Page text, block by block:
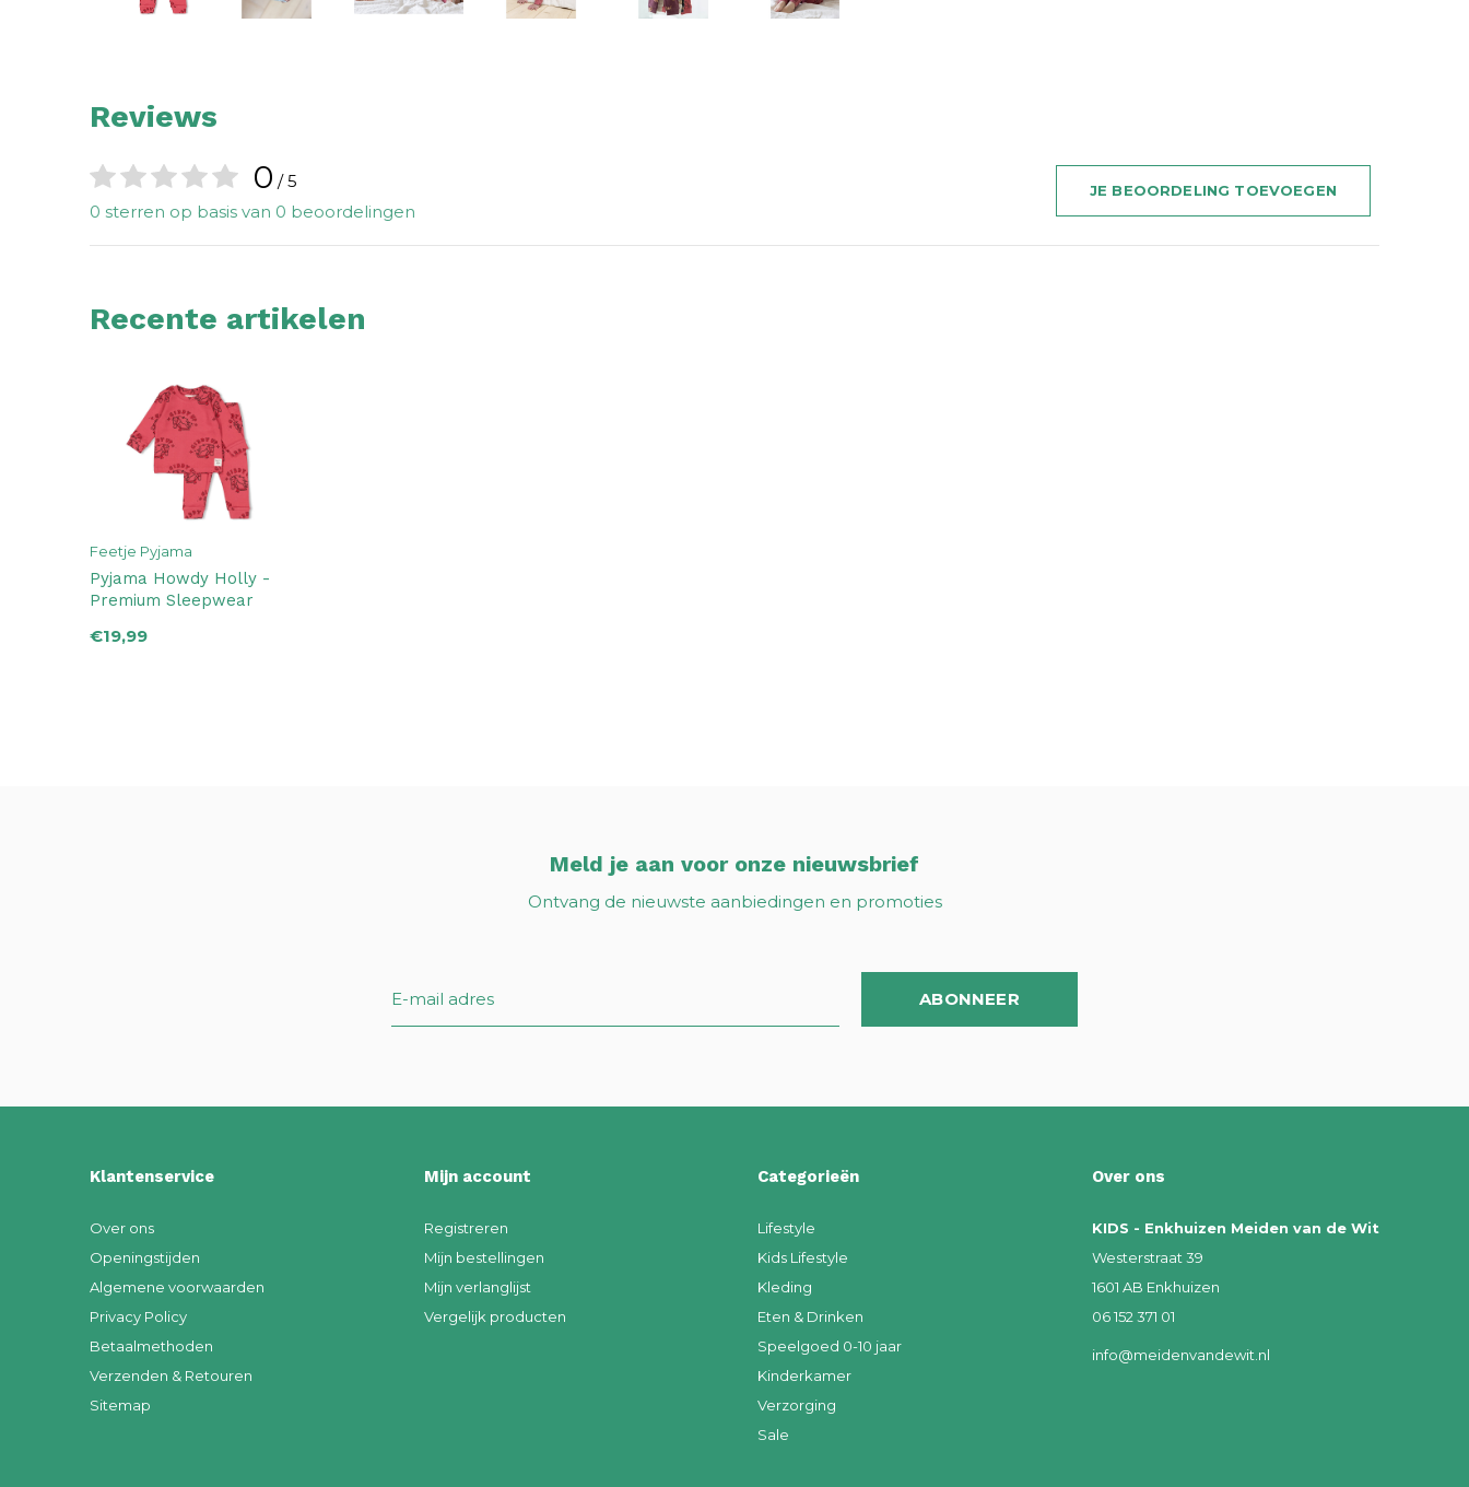
Reviews
0 / 5
0 sterren op basis van 0 beoordelingen
JE BEOORDELING TOEVOEGEN
Recente artikelen
Feetje Pyjama
Pyjama Howdy Holly -
Premium Sleepwear
€19,99
Meld je aan voor onze nieuwsbrief
Ontvang de nieuwste aanbiedingen en promoties
ABONNEER
Klantenservice
Over ons
Openingstijden
Algemene voorwaarden
Privacy Policy
Betaalmethoden
Verzenden & Retouren
Sitemap
Mijn account
Registreren
Mijn bestellingen
Mijn verlanglijst
Vergelijk producten
Categorieën
Lifestyle
Kids Lifestyle
Kleding
Eten & Drinken
Speelgoed 0-10 jaar
Kinderkamer
Verzorging
Sale
Over ons
KIDS - Enkhuizen Meiden van de Wit
Westerstraat 39
1601 AB Enkhuizen
06 152 371 01
info@meidenvandewit.nl